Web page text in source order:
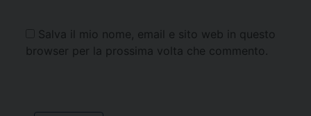
Salva il mio nome, email e sito web in questo
browser per la prossima volta che commento.